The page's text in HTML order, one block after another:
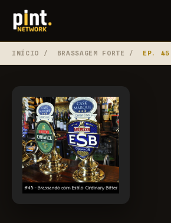
INÍCIO / BRASSAGEM FORTE / EP. 45